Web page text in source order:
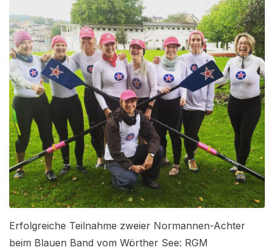
Erfolgreiche Teilnahme zweier Normannen-Achter
beim Blauen Band vom Wörther See: RGM